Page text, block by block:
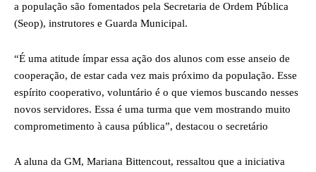
a população são fomentados pela Secretaria de Ordem Pública
(Seop), instrutores e Guarda Municipal.
“É uma atitude ímpar essa ação dos alunos com esse anseio de
cooperação, de estar cada vez mais próximo da população. Esse
espírito cooperativo, voluntário é o que viemos buscando nesses
novos servidores. Essa é uma turma que vem mostrando muito
comprometimento à causa pública”, destacou o secretário
A aluna da GM, Mariana Bittencout, ressaltou que a iniciativa